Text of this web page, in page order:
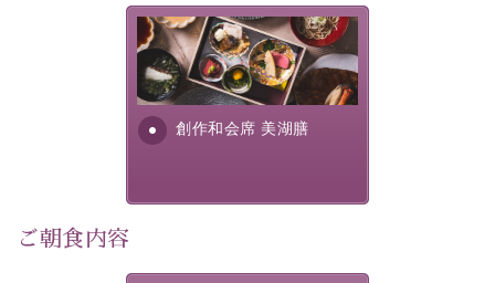
---------------------------------------------
・朝夕個室料亭で個室食
・諏訪大社4社を巡る無料参拝バス（事前予約制）
・館内着をご用意
・環境に配慮したアメニティをご用意
・館内フリーWi-Fi
創作和会席 美湖膳
美湖膳とは諏訪の地で特別を
提供する為に料理長・神原 裕
明が考え出した創作和会席で
す。美しい諏訪湖の幸...
ご朝食内容